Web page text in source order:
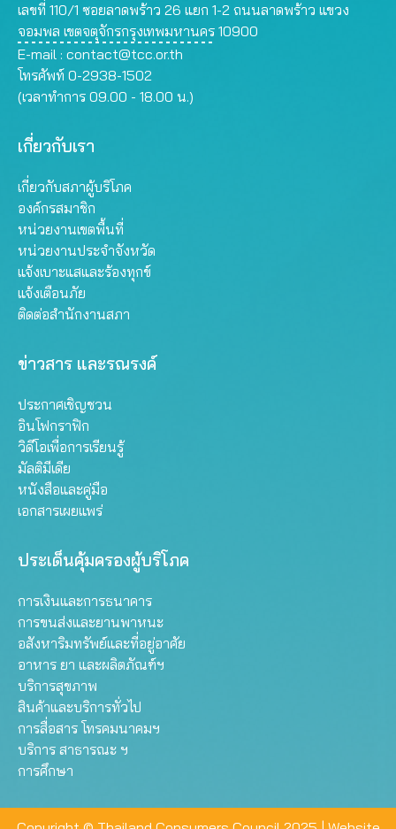
เลขที่ 110/1 ซอยลาดพร้าว 26 แยก 1-2 ถนนลาดพร้าว แขวง
จอมพล เขตจตุจักรกรุงเทพมหานคร 10900
E-mail : contact@tcc.or.th
โทรศัพท์ 0-2938-1502
(เวลาทำการ 09.00 - 18.00 น.)
เกี่ยวกับเรา
เกี่ยวกับสภาผู้บริโภค
องค์กรสมาชิก
หน่วยงานเขตพื้นที่
หน่วยงานประจำจังหวัด
แจ้งเบาะแสและร้องทุกข์
แจ้งเตือนภัย
ติดต่อสำนักงานสภา
ข่าวสาร และรณรงค์
ประกาศเชิญชวน
อินโฟกราฟิก
วิดีโอเพื่อการเรียนรู้
มัลติมีเดีย
หนังสือและคู่มือ
เอกสารเผยแพร่
ประเด็นคุ้มครองผู้บริโภค
การเงินและการธนาคาร
การขนส่งและยานพาหนะ
อสังหาริมทรัพย์และที่อยู่อาศัย
อาหาร ยา และผลิตภัณฑ์ฯ
บริการสุขภาพ
สินค้าและบริการทั่วไป
การสื่อสาร โทรคมนาคมฯ
บริการ สาธารณะ ฯ
การศึกษา